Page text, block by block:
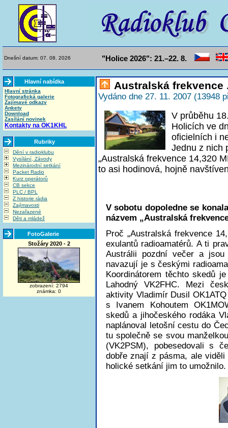
Dnešní datum: 07. 08. 2026 "Holice 2026": 21.–22. 8.
Hlavní nabídka
Hlavní stránka
Fotografická galerie
Zajímavé odkazy
Ankety
Download
Zasílání novinek
Kontakty na OK1KHL
Rubriky
Dění v radioklubu
Vysílání, Závody
Mezinárodní setkání
Packet Radio
Kurz operátorů
CB sekce
PLC / BPL
Z historie rádia
Zajímavosti
Nezařazené
Děti a mládež
FotoGalerie
Stožáry 2020 - 2
zobrazení: 2794
známka: 0
Australská frekvence
Vydáno dne 27. 11. 2007 (13948
V průběhu
Holicích ve
oficielních i
Jednu z nich
„Australská frekvence 14,320
to asi hodinová, hojně
V sobotu dopoledne se
názvem „Australská
Proč „Australská frekvence
exulantů radioamatérů. A ti
Austrálii pozdní večer a jsou
navazují je s českými
Koordinátorem těchto skedů
Lahodný VK2FHC. Mezi
aktivity Vladimír Dusil
s Ivanem Kohoutem
skedů a jihočeského rodáka
naplánoval letošní cestu do
tu společně se svou
(VK2PSM), pobesedovali s
dobře znají z pásma, ale
holické setkání jim to umožnilo.